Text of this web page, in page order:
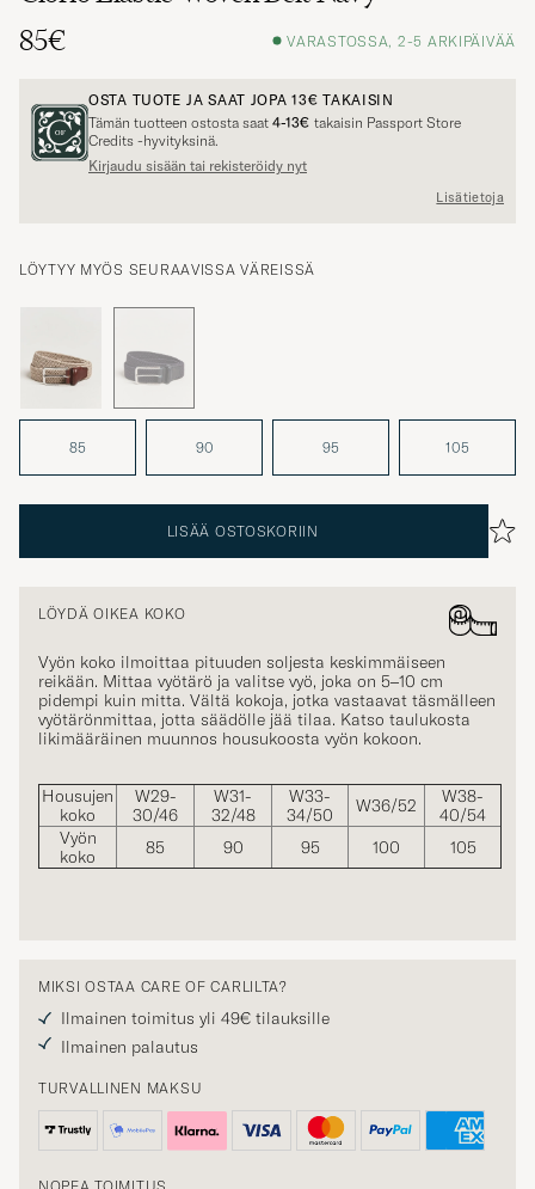
85€
VARASTOSSA, 2-5 ARKIPÄIVÄÄ
OSTA TUOTE JA SAAT JOPA13€ TAKAISIN
Tämän tuotteen ostosta saat 4-13€ takaisin Passport Store
Credits -hyvityksinä.
Kirjaudu sisään tai rekisteröidy nyt
Lisätietoja
LÖYTYY MYÖS SEURAAVISSA VÄREISSÄ
85 90 95 105
LISÄÄ OSTOSKORIIN
LÖYDÄ OIKEA KOKO
Vyön koko ilmoittaa pituuden soljesta keskimmäiseen
reikään. Mittaa vyötärö ja valitse vyö, joka on 5–10 cm
pidempi kuin mitta. Vältä kokoja, jotka vastaavat täsmälleen
vyötärönmittaa, jotta säädölle jää tilaa. Katso taulukosta
likimääräinen muunnos housukoosta vyön kokoon.
Housujen
koko
W29-
30/46
W31-
32/48
W33-
34/50
W36/52
W38-
40/54
Vyön
koko
85 90 95 100 105
MIKSI OSTAA CARE OF CARLILTA?
Ilmainen toimitus yli 49€ tilauksille
Ilmainen palautus
TURVALLINEN MAKSU